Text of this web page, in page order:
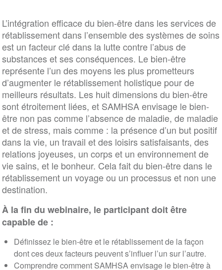
L’intégration efficace du bien-être dans les services de
rétablissement dans l’ensemble des systèmes de soins
est un facteur clé dans la lutte contre l’abus de
substances et ses conséquences. Le bien-être
représente l’un des moyens les plus prometteurs
d’augmenter le rétablissement holistique pour de
meilleurs résultats. Les huit dimensions du bien-être
sont étroitement liées, et SAMHSA envisage le bien-
être non pas comme l’absence de maladie, de maladie
et de stress, mais comme : la présence d’un but positif
dans la vie, un travail et des loisirs satisfaisants, des
relations joyeuses, un corps et un environnement de
vie sains, et le bonheur. Cela fait du bien-être dans le
rétablissement un voyage ou un processus et non une
destination.
À la fin du webinaire, le participant doit être
capable de :
Définissez le bien-être et le rétablissement de la façon
dont ces deux facteurs peuvent s’influer l’un sur l’autre.
Comprendre comment SAMHSA envisage le bien-être à